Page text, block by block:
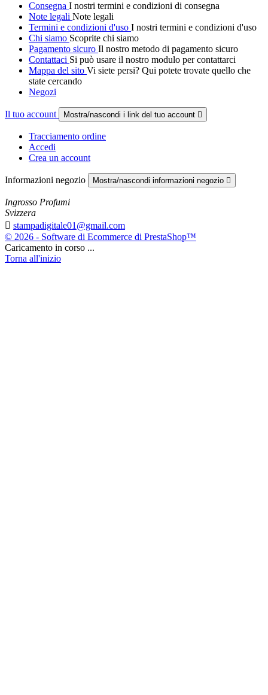
Consegna I nostri termini e condizioni di consegna
Note legali Note legali
Termini e condizioni d'uso I nostri termini e condizioni d'uso
Chi siamo Scoprite chi siamo
Pagamento sicuro Il nostro metodo di pagamento sicuro
Contattaci Si può usare il nostro modulo per contattarci
Mappa del sito Vi siete persi? Qui potete trovate quello che
state cercando
Negozi
Il tuo account Mostra/nascondi i link del tuo account 
Tracciamento ordine
Accedi
Crea un account
Informazioni negozio Mostra/nascondi informazioni negozio 
Ingrosso Profumi
Svizzera
 stampadigitale01@gmail.com
© 2026 - Software di Ecommerce di PrestaShop™
Caricamento in corso ...
Torna all'inizio